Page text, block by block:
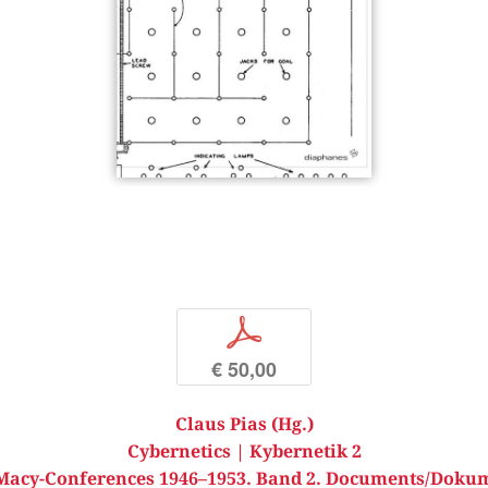
p
€ 50,00
Claus Pias (Hg.)
Cybernetics | Kybernetik 2
Conferences 1946–1953. Band 2. Documents/